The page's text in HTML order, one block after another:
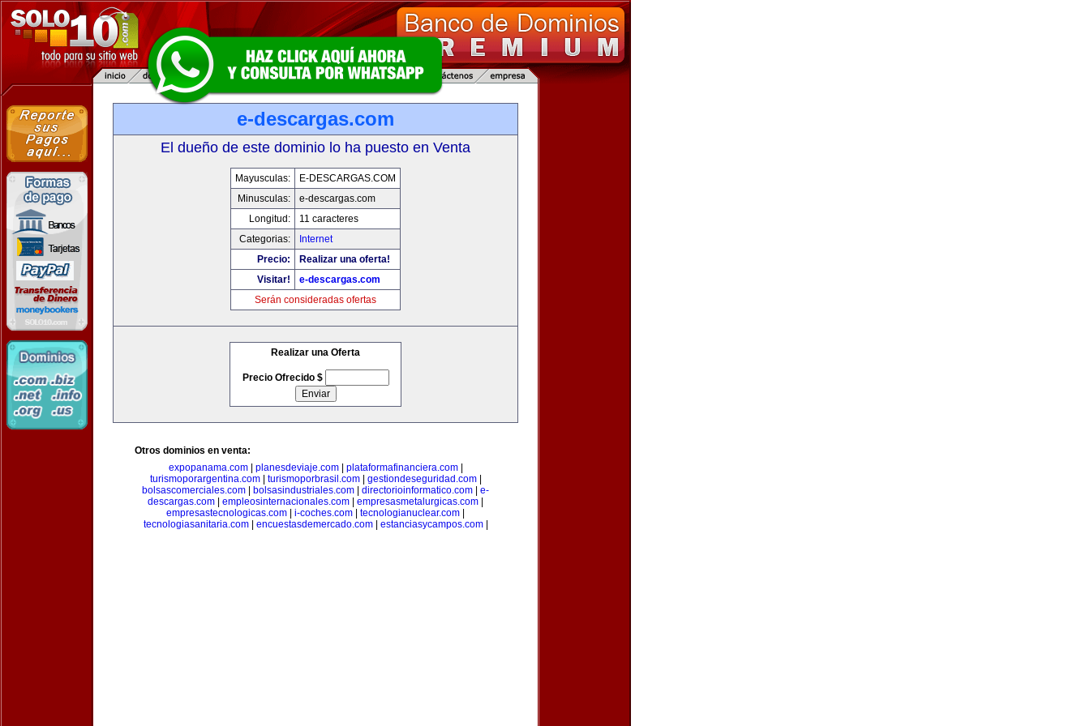
e-descargas.com
El dueño de este dominio lo ha puesto en Venta
Mayusculas:
E-DESCARGAS.COM
Minusculas:
e-descargas.com
Longitud:
11 caracteres
Categorias:
Internet
Precio:
Realizar una oferta!
Visitar!
e-descargas.com
Serán consideradas ofertas
Realizar una Oferta
Precio Ofrecido $
Otros dominios en venta:
expopanama.com| planesdeviaje.com| plataformafinanciera.com|
turismoporargentina.com| turismoporbrasil.com| gestiondeseguridad.com|
bolsascomerciales.com
bolsasindustriales.com directorioinformatico.com
e-
descargas.com
empleosinternacionales.com empresasmetalurgicas.com
empresastecnologicas.com
i-coches.com tecnologianuclear.com
tecnologiasanitaria.com| encuestasdemercado.com| estanciasycampos.com|